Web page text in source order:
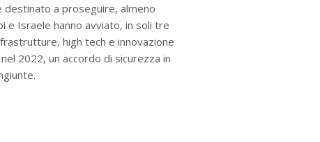
destinato a proseguire, almeno
e Israele hanno avviato, in soli tre
high tech e innovazione
nel 2022, un accordo di sicurezza in